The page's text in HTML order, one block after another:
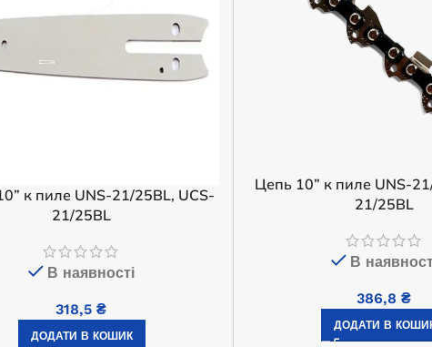
к пиле UNS-21/25BL, UCS-
21/25BL
В наявності
318,5 ₴
ДОДАТИ В КОШИК
Цепь 10” к пиле UNS-
21/25BL
В
386,8 ₴
ДОДАТИ В